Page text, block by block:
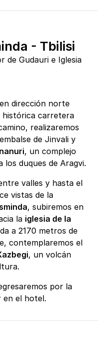
- Tbilisi
de Gudauri e Iglesia
dirección norte
histórica carretera
realizaremos
de Jinvali y
, un complejo
los duques de Aragvi.
valles y hasta el
vistas de la
, subiremos en
la iglesia de la
a 2170 metros de
contemplaremos el
, un volcán
por la
en el hotel.